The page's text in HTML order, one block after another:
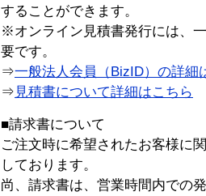
することができます。
※オンライン見積書発行には、
要です。
⇒一般法人会員（BizID）の詳細
⇒ 見積書について詳細はこちら
■請求書について
ご注文時に希望されたお客様に
しております。
尚、請求書は、営業時間内での